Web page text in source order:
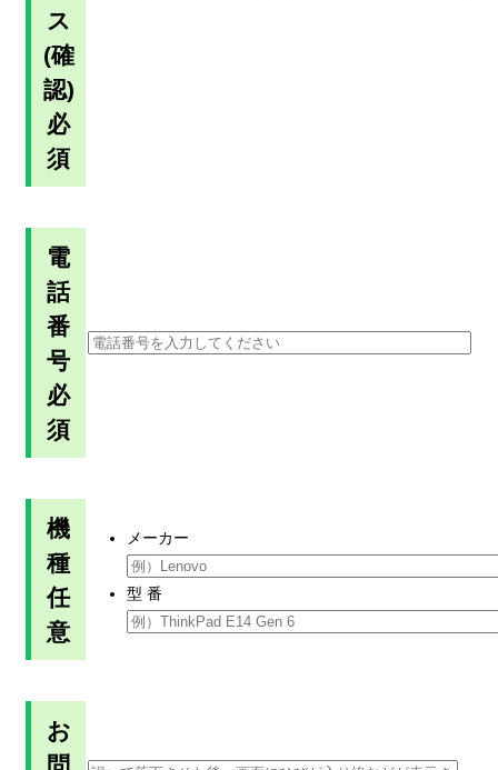
ス
(確
認)
必
須
電
話
番
号
必
須
機
種
任
意
メーカー
型 番
お